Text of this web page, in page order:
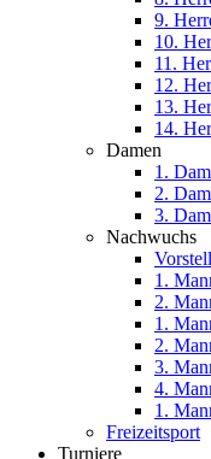
9.
10.
11.
12.
13.
14.
Damen
1.
2.
3.
Nachwuchs
1.
2.
1.
2.
3.
4.
1.
Freizeitsport
Turniere